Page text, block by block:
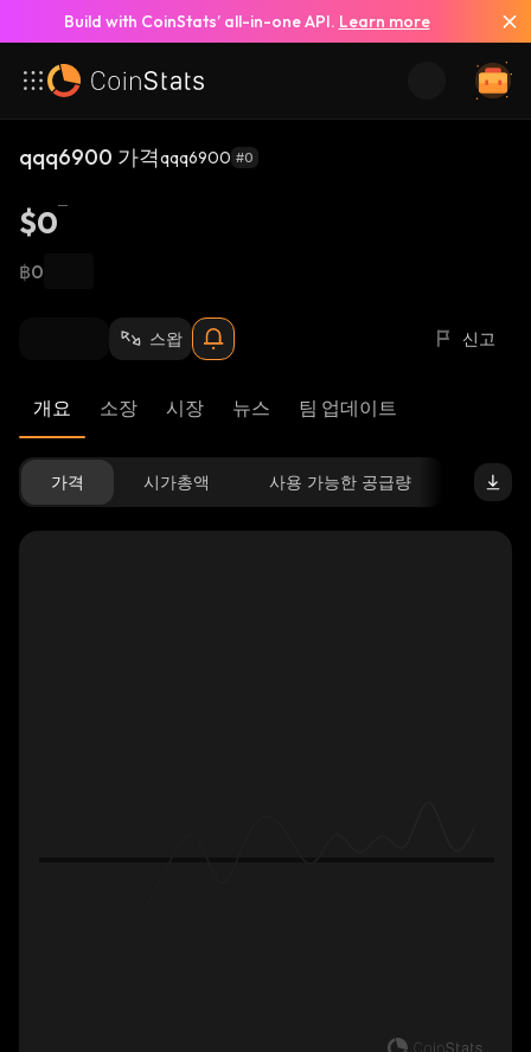
Build with CoinStats’ all-in-one API. Learn more
qqq6900 가격qqq6900 #0
$0
฿0
스왑 신고
개요 소장 시장 뉴스 팀 업데이트
가격 시가총액 사용 가능한 공급량